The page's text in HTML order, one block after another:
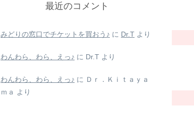
最近のコメント
みどりの窓口でチケットを買おう♪ に Dr.T より
わんわら、わら、えっ♪ に Dr.T より
わんわら、わら、えっ♪ に Ｄｒ．Ｋｉｔａｙａ
ｍａ
より